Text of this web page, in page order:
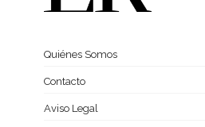
Quiénes Somos
Contacto
Aviso Legal